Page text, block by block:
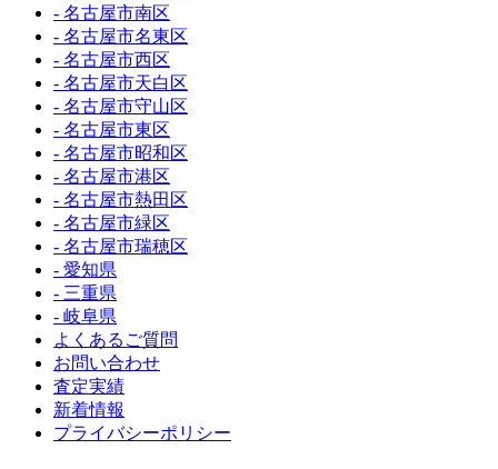
- 名古屋市南区
- 名古屋市名東区
- 名古屋市西区
- 名古屋市天白区
- 名古屋市守山区
- 名古屋市東区
- 名古屋市昭和区
- 名古屋市港区
- 名古屋市熱田区
- 名古屋市緑区
- 名古屋市瑞穂区
- 愛知県
- 三重県
- 岐阜県
よくあるご質問
お問い合わせ
査定実績
新着情報
プライバシーポリシー